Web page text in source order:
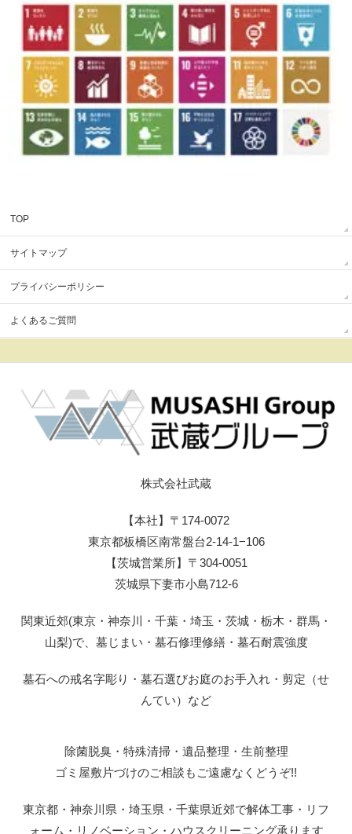
TOP
サイトマップ
プライバシーポリシー
よくあるご質問
株式会社武蔵
【本社】〒174-0072
東京都板橋区南常盤台2-14-1−106
【茨城営業所】〒304-0051
茨城県下妻市小島712-6
関東近郊(東京・神奈川・千葉・埼玉・茨城・栃木・群馬・
山梨)で、墓じまい・墓石修理修繕・墓石耐震強度
墓石への戒名字彫り・墓石選びお庭のお手入れ・剪定（せ
んてい）など
除菌脱臭・特殊清掃・遺品整理・生前整理
ゴミ屋敷片づけのご相談もご遠慮なくどうぞ!!
東京都・神奈川県・埼玉県・千葉県近郊で解体工事・リフ
ォーム・リノベーション・ハウスクリーニング承ります